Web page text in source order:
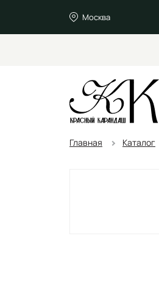
Москва
Главная Каталог